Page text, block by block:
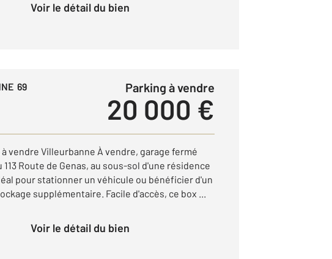
Voir le détail du bien
69
Parking à vendre
20 000 €
à vendre Villeurbanne À vendre, garage fermé
113 Route de Genas, au sous-sol d'une résidence
pour stationner un véhicule ou bénéficier d'un
supplémentaire. Facile d'accès, ce box ...
Voir le détail du bien